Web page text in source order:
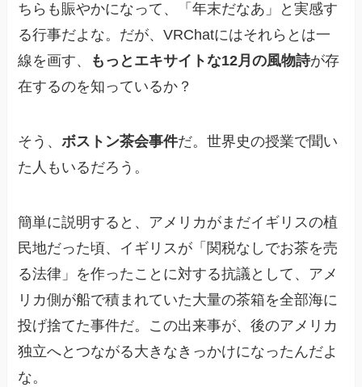
ちらも賑やかになって、「年末だなあ」と実感す
る行事だよな。だが、VRChatにはそれらとは一
線を画す、
もっとエキサイトな12月の風物詩が存
在するのを知っているか？
そう、ボストン茶会事件だ。世界史の授業で聞い
た人もいるだろう。
簡単に説明すると、アメリカがまだイギリスの植
民地だった頃、イギリスが「関税なしでお茶を売
る法律」を作ったことに対する抗議として、アメ
リカ側が船で積まれていた大量の茶箱を全部海に
投げ捨てた事件だ。この出来事が、後のアメリカ
独立へとつながる大きなきっかけになったんだよ
な。